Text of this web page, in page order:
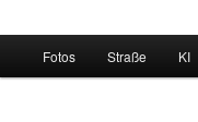
Fotos Straße KI